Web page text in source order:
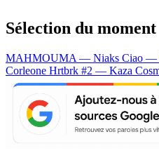
Sélection du moment
MAHMOUMA — Niaks Ciao —
Corleone Hrtbrk #2 — Kaza